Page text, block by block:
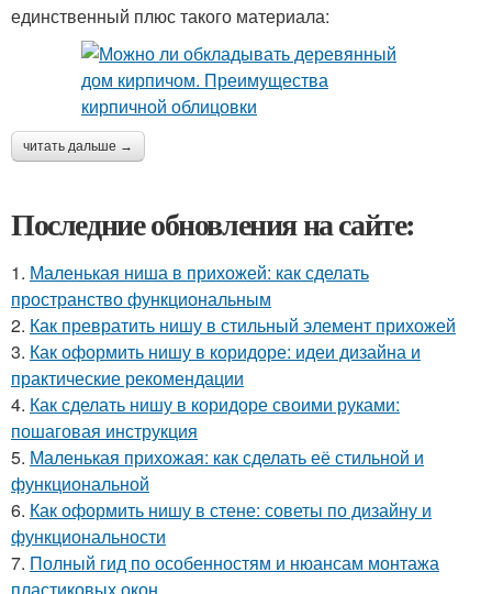
единственный плюс такого материала:
читать дальше →
Последние обновления на сайте:
1. Маленькая ниша в прихожей: как сделать
пространство функциональным
2. Как превратить нишу в стильный элемент прихожей
3. Как оформить нишу в коридоре: идеи дизайна и
практические рекомендации
4. Как сделать нишу в коридоре своими руками:
пошаговая инструкция
5. Маленькая прихожая: как сделать её стильной и
функциональной
6. Как оформить нишу в стене: советы по дизайну и
функциональности
7. Полный гид по особенностям и нюансам монтажа